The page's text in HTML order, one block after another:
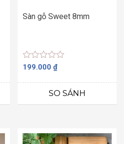
Sàn gỗ Sweet 8mm
Được
hạng
sao
199.000₫
SO SÁNH